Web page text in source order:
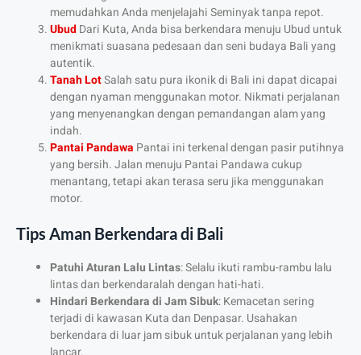
memudahkan Anda menjelajahi Seminyak tanpa repot.
UbudDari Kuta, Anda bisa berkendara menuju Ubud untuk
menikmati suasana pedesaan dan seni budaya Bali yang
autentik.
Tanah LotSalah satu pura ikonik di Bali ini dapat dicapai
dengan nyaman menggunakan motor. Nikmati perjalanan
yang menyenangkan dengan pemandangan alam yang
indah.
Pantai Pandawa Pantai ini terkenal dengan pasir putihnya
yang bersih. Jalan menuju Pantai Pandawa cukup
menantang, tetapi akan terasa seru jika menggunakan
motor.
Tips Aman Berkendara di Bali
Patuhi Aturan Lalu Lintas: Selalu ikuti rambu-rambu lalu
lintas dan berkendaralah dengan hati-hati.
Hindari Berkendara di Jam Sibuk: Kemacetan sering
terjadi di kawasan Kuta dan Denpasar. Usahakan
berkendara di luar jam sibuk untuk perjalanan yang lebih